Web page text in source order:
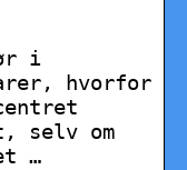
i
hvorfor
selv om
…